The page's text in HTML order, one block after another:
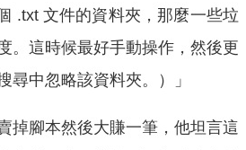
.txt 文件的資料夾，那麼一些垃
。這時候最好手動操作，然後更
尋中忽略該資料夾。）」
掉腳本然後大賺一筆，他坦言這